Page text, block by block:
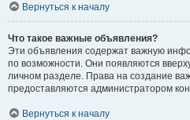
Вернуться к началу
Что такое важные объявления?
Эти объявления содержат важную
по возможности. Они появляются
личном разделе. Права на создание
предоставляются администратором
Вернуться к началу